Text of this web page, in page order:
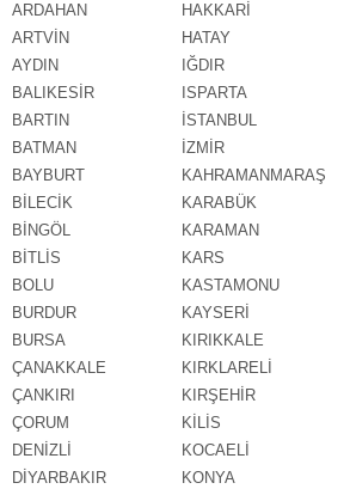
ARDAHAN
ARTVİN
AYDIN
BALIKESİR
BARTIN
BATMAN
BAYBURT
BİLECİK
BİNGÖL
BİTLİS
BOLU
BURDUR
BURSA
ÇANAKKALE
ÇANKIRI
ÇORUM
DENİZLİ
DİYARBAKIR
HAKKARİ
HATAY
IĞDIR
ISPARTA
İSTANBUL
İZMİR
KAHRAMANMARAŞ
KARABÜK
KARAMAN
KARS
KASTAMONU
KAYSERİ
KIRIKKALE
KIRKLARELİ
KIRŞEHİR
KİLİS
KOCAELİ
KONYA